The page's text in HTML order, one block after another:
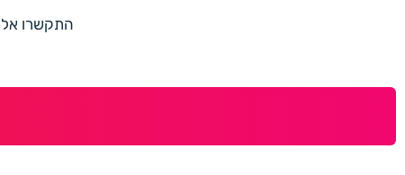
התקשרו אלינו למספר 073-7597187 או